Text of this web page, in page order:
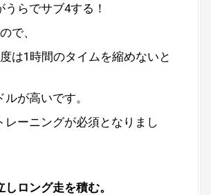
うらでサブ4する！
で、
は1時間のタイムを縮めないと
が高いです。
レーニングが必須となりまし
ロング走を積む。